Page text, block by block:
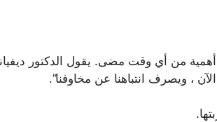
أهمية من أي وقت مضى. يقول الدكتور